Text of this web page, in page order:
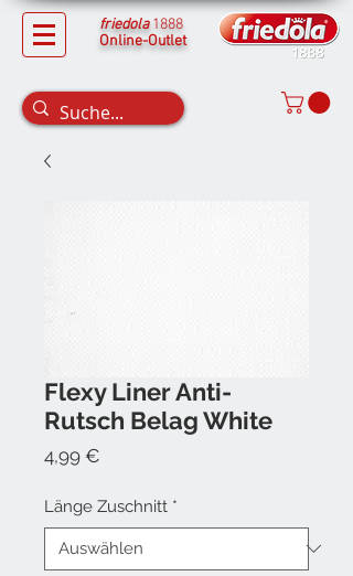
friedola 1888
Online-Outlet
Flexy Liner Anti-
Rutsch Belag White
4,99 €
Länge Zuschnitt *